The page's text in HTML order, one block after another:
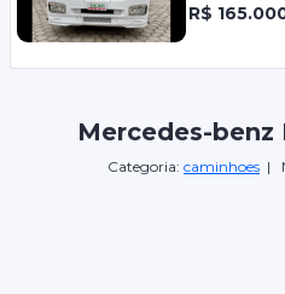
R$
Mercedes-
Categoria: caminhoes |